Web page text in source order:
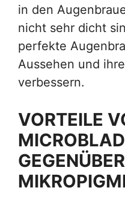
in den
nicht sehr dicht
perfekte
Aussehen und
verbessern.
VORTEILE
GEGENÜBER